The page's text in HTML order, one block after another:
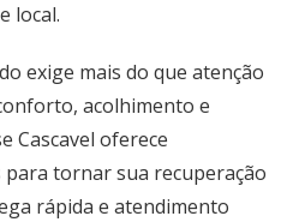
local.
exige mais do que atenção
acolhimento e
Cascavel oferece
tornar sua recuperação
rápida e atendimento